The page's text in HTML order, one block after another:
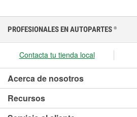
PROFESIONALES EN AUTOPARTES ®
Contacta tu tienda local
Acerca de nosotros
Recursos